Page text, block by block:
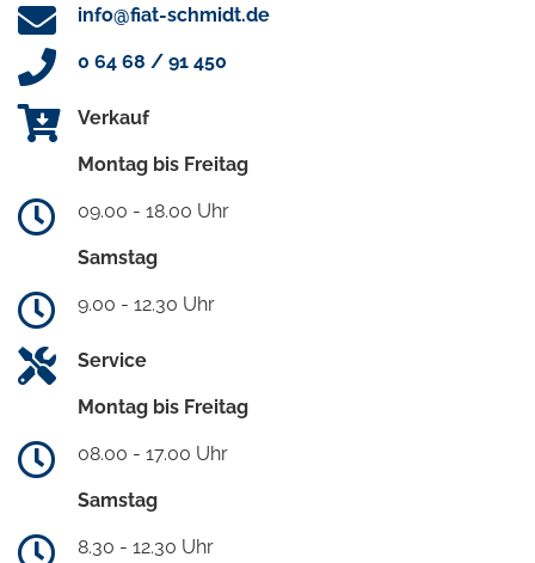
info@fiat-schmidt.de
0 64 68 / 91 450
Verkauf
Montag bis Freitag
09.00 - 18.00 Uhr
Samstag
9.00 - 12.30 Uhr
Service
Montag bis Freitag
08.00 - 17.00 Uhr
Samstag
8.30 - 12.30 Uhr